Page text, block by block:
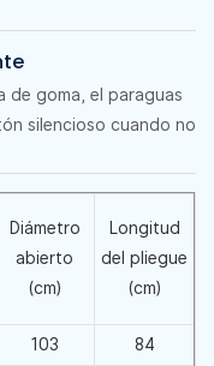
de goma, el paraguas
silencioso cuando no
Diámetro
abierto
(cm)
Longitud
del pliegue
(cm)
103 84